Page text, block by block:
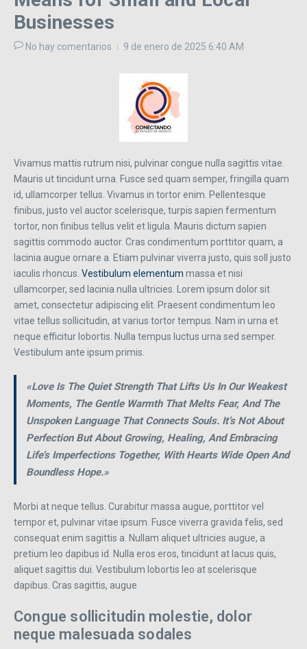
Businesses
No hay comentarios 9 de enero de 2025 6:40 AM
Vivamus mattis rutrum nisi, pulvinar congue nulla sagittis vitae.
Mauris ut tincidunt urna. Fusce sed quam semper, fringilla quam
id, ullamcorper tellus. Vivamus in tortor enim. Pellentesque
finibus, justo vel auctor scelerisque, turpis sapien fermentum
tortor, non finibus tellus velit et ligula. Mauris dictum sapien
sagittis commodo auctor. Cras condimentum porttitor quam, a
lacinia augue ornare a. Etiam pulvinar viverra justo, quis soll justo
iaculis rhoncus. Vestibulum elementum massa et nisi
ullamcorper, sed lacinia nulla ultricies. Lorem ipsum dolor sit
amet, consectetur adipiscing elit. Praesent condimentum leo
vitae tellus sollicitudin, at varius tortor tempus. Nam in urna et
neque efficitur lobortis. Nulla tempus luctus urna sed semper.
Vestibulum ante ipsum primis.
«Love Is The Quiet Strength That Lifts Us In Our Weakest
Moments, The Gentle Warmth That Melts Fear, And The
Unspoken Language That Connects Souls. It’s Not About
Perfection But About Growing, Healing, And Embracing
Life’s Imperfections Together, With Hearts Wide Open And
Boundless Hope.»
Morbi at neque tellus. Curabitur massa augue, porttitor vel
tempor et, pulvinar vitae ipsum. Fusce viverra gravida felis, sed
consequat enim sagittis a. Nullam aliquet ultricies augue, a
pretium leo dapibus id. Nulla eros eros, tincidunt at lacus quis,
aliquet sagittis dui. Vestibulum lobortis leo at scelerisque
dapibus. Cras sagittis, augue
Congue sollicitudin molestie, dolor
neque malesuada sodales